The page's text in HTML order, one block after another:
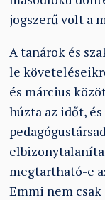
jogszerű volt a
A tanárok és
le
és március
húzta az időt,
megtartható-e
Emmi nem